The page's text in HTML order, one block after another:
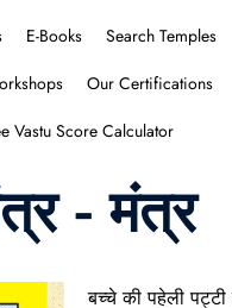
E-Books Search Temples
Our Certifications
Vastu Score Calculator
- मंत्र
बच्चे की पहेली पट्टी